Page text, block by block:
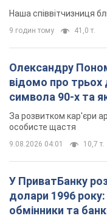
Наша співвітчизниця
9 годин тому 41,0 т.
Олександру
відомо про трьох
символа 90-х та
мають
За розвитком кар'єри
особисте щастя
9.08.2026 04:01 10,7 т.
У ПриватБанку
долари 1996
обмінники та